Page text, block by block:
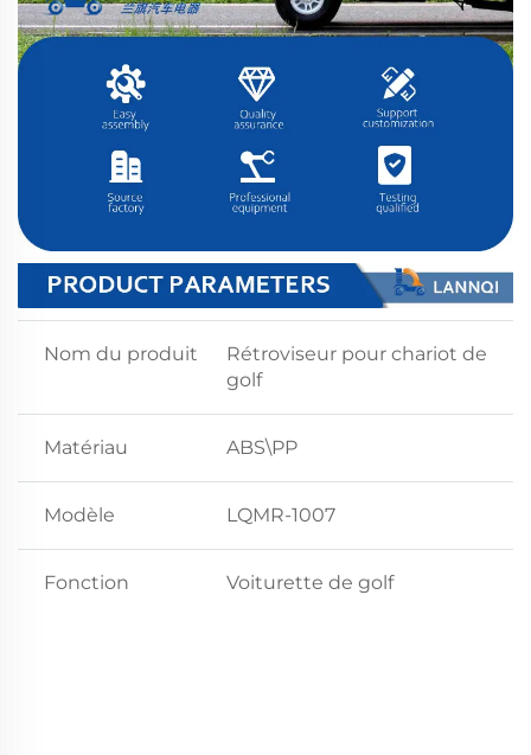
Nom du produit
Rétroviseur pour chariot de
golf
Matériau ABS\PP
Modèle LQMR-1007
Fonction Voiturette de golf